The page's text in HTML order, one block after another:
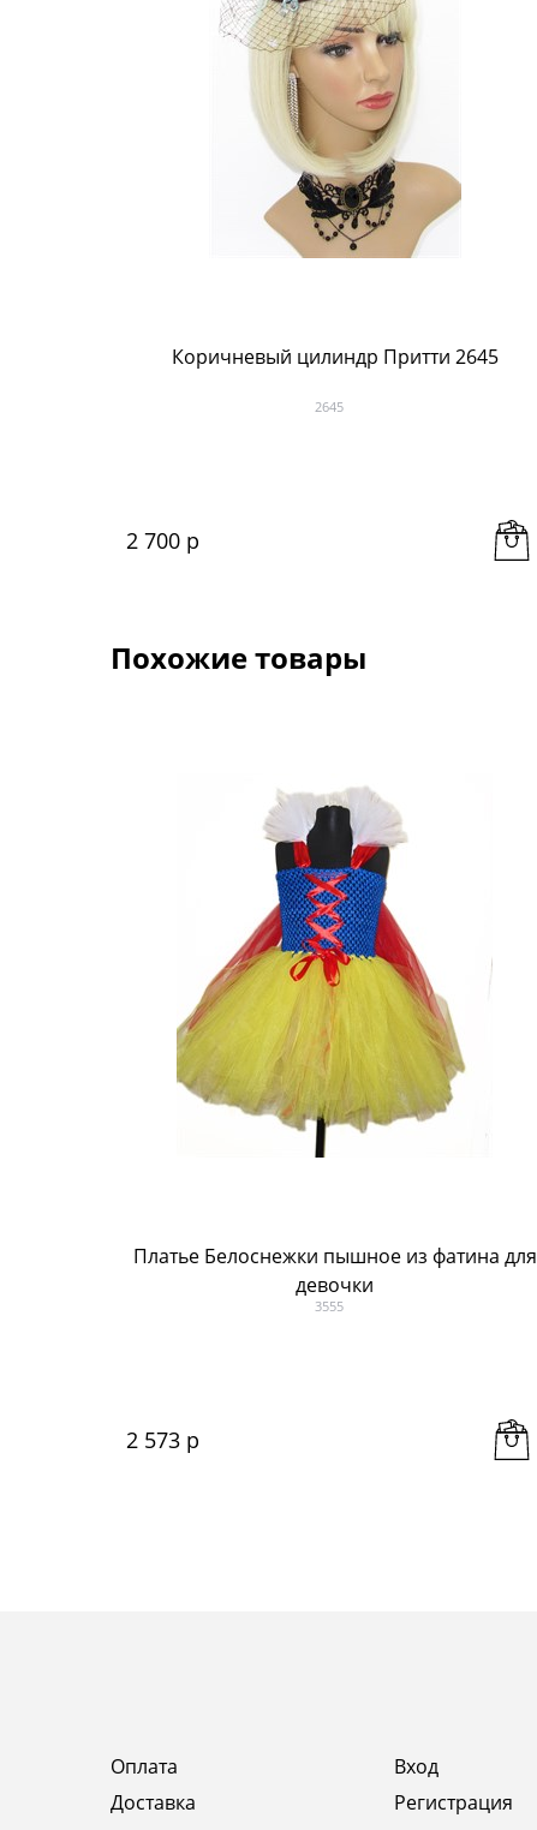
Коричневый цилиндр Притти 2645
2645
2 700 р
Похожие товары
Платье Белоснежки пышное из фатина для
девочки
3555
2 573 р
Оплата
Доставка
Вход
Регистрация